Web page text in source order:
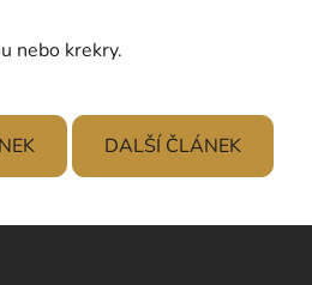
nebo krekry.
DALŠÍ ČLÁNEK